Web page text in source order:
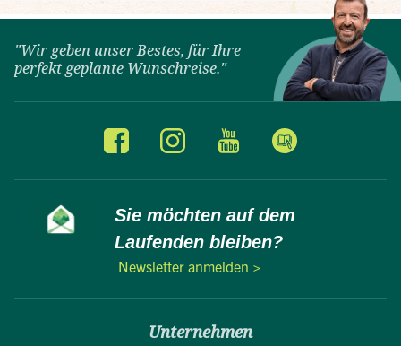
"Wir geben unser Bestes, für Ihre
perfekt geplante Wunschreise."
Sie möchten auf dem
Laufenden bleiben?
Newsletter anmelden >
Unternehmen